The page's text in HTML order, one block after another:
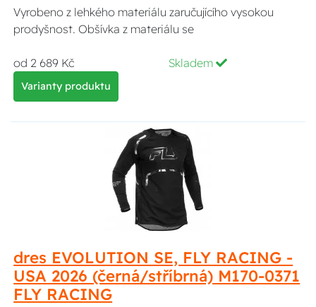
Vyrobeno z lehkého materiálu zaručujícího vysokou
prodyšnost. Obšívka z materiálu se
od 2 689 Kč Skladem
Varianty produktu
dres EVOLUTION SE, FLY RACING -
USA 2026 (černá/stříbrná) M170-0371
FLY RACING